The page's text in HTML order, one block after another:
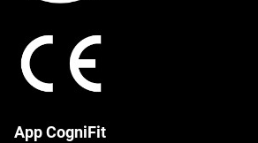
App CogniFit